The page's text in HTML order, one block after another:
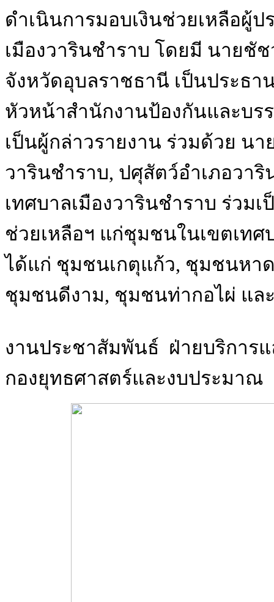
ดำเนินการมอบเงินช่วยเหลือผู้ป
เมืองวารินชำราบ โดยมี นายชั
จังหวัดอุบลราชธานี เป็นประธ
หัวหน้าสำนักงานป้องกันและบร
เป็นผู้กล่าวรายงาน ร่วมด้วย น
วารินชำราบ, ปศุสัตว์อำเภอวา
เทศบาลเมืองวารินชำราบ ร่วม
ช่วยเหลือฯ แก่ชุมชนในเขตเท
ได้แก่ ชุมชนเกตุแก้ว, ชุมชนหา
ชุมชนดีงาม, ชุมชนท่ากอไผ่ แล
งานประชาสัมพันธ์ ฝ่ายบริการแ
กองยุทธศาสตร์และงบประมาณ